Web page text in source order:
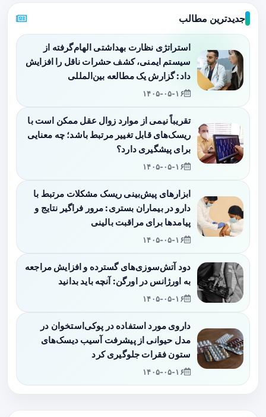
جدیدترین مطالب
استراتژی نظارت بهداشتی الهام‌گرفته از
سیستم ایمنی، کشف حشرات ناقل را افزایش
داد: گزارش یک مطالعه بین‌المللی
۱۴۰۵-۰۵-۱۶
تقریباً نیمی از موارد زوال عقل ممکن است با
ریسک‌های قابل تغییر مرتبط باشد؛ چه معنایی
برای پیشگیری دارد؟
۱۴۰۵-۰۵-۱۶
ابزارهای پیش‌بینی ریسک مشکلات مرتبط با
دارو در بیماران بستری: مرور فراگیر نتایج و
پیامدها برای مراقبت بالینی
۱۴۰۵-۰۵-۱۶
دود آتش‌سوزی‌های گسترده و افزایش مراجعه
به اورژانس در اورگن: آنچه باید بدانید
۱۴۰۵-۰۵-۱۶
داروی مورد استفاده در پوکی‌استخوان در
مدل حیوانی از پیشرفت آسیب دیسک‌های
ستون فقرات جلوگیری کرد
۱۴۰۵-۰۵-۱۶